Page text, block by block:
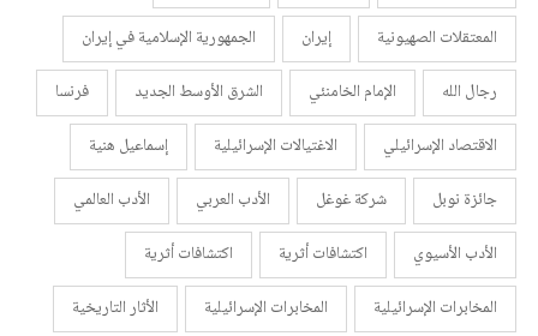
المعتقلات الصهيونية
إيران
الجمهورية الإسلامية في إيران
رجال الله
الإمام الخامنئي الشرق الأوسط الجديد
فرنسا
الاقتصاد الإسرائيلي
الاغتيالات الإسرائيلية
إسماعيل هنية
جائزة نوبل
شركة غوغل الأدب العربي
الأدب العالمي
الأدب الأسيوي
اكتشافات أثرية
اكتشافات أثرية
المخابرات الإسرائيلية
المخابرات الإسرائيلية
الأثار التاريخية